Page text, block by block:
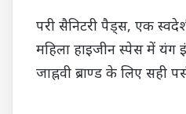
परी सैनिटरी पैड्स, एक
महिला हाइजीन स्पेस में यंग
जाह्नवी ब्राण्ड के लिए सही